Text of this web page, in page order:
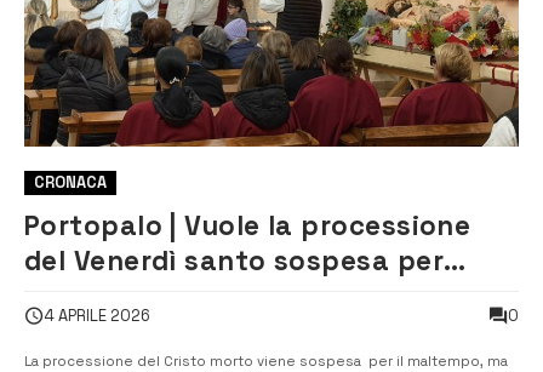
CRONACA
Portopalo | Vuole la processione
del Venerdì santo sospesa per
un coltello
4 APRILE 2026 0
La processione del Cristo morto viene sospesa per il maltempo, ma